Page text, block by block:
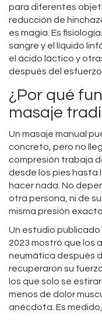
para diferentes
reducción de
es magia. Es
sangre y el líquido
el ácido láctico y
después del esfuerzo.
¿Por qué
masaje
Un masaje manual
concreto, pero no
compresión trabaja
desde los pies hasta
hacer nada. No
otra persona, ni de
misma presión
Un estudio publicado
2023 mostró que los
neumática después
recuperaron su
los que solo se
menos de dolor
anécdota. Es